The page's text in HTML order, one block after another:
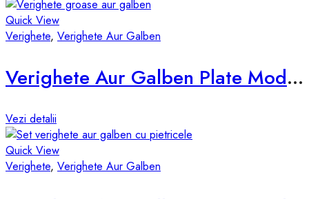
Quick View
Verighete, Verighete Aur Galben
Verighete Aur Galben Plate Model vsp-4mm
Vezi detalii
Quick View
Verighete, Verighete Aur Galben